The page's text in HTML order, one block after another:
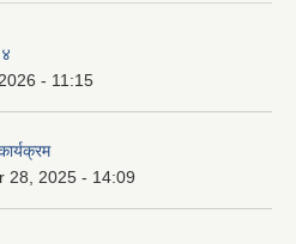
- 11:15
28, 2025 - 14:09